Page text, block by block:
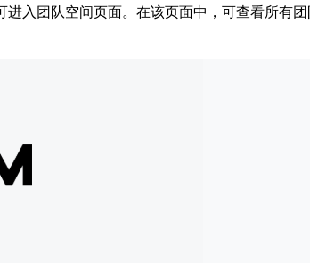
入团队空间页面。在该页面中，可查看所有